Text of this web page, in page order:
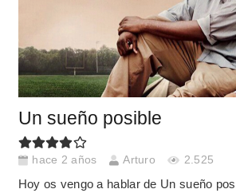
Un sueño posible
hace 2 años Arturo 2.525
Hoy os vengo a hablar de Un sueño